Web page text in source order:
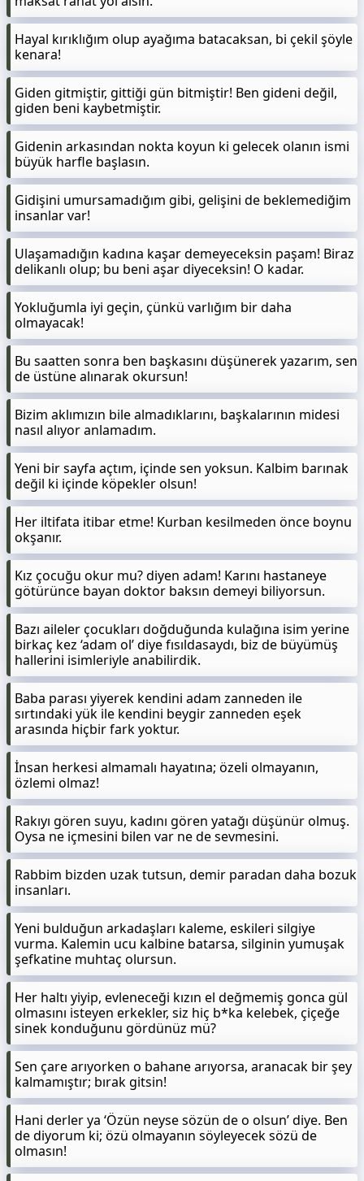
Hayal kırıklığım olup ayağıma batacaksan, bi çekil şöyle
kenara!
Giden gitmiştir, gittiği gün bitmiştir! Ben gideni değil,
giden beni kaybetmiştir.
Gidenin arkasından nokta koyun ki gelecek olanın ismi
büyük harfle başlasın.
Gidişini umursamadığım gibi, gelişini de beklemediğim
insanlar var!
Ulaşamadığın kadına kaşar demeyeceksin paşam! Biraz
delikanlı olup; bu beni aşar diyeceksin! O kadar.
Yokluğumla iyi geçin, çünkü varlığım bir daha
olmayacak!
Bu saatten sonra ben başkasını düşünerek yazarım, sen
de üstüne alınarak okursun!
Bizim aklımızın bile almadıklarını, başkalarının midesi
nasıl alıyor anlamadım.
Yeni bir sayfa açtım, içinde sen yoksun. Kalbim barınak
değil ki içinde köpekler olsun!
Her iltifata itibar etme! Kurban kesilmeden önce boynu
okşanır.
Kız çocuğu okur mu? diyen adam! Karını hastaneye
götürünce bayan doktor baksın demeyi biliyorsun.
Bazı aileler çocukları doğduğunda kulağına isim yerine
birkaç kez ‘adam ol’ diye fısıldasaydı, biz de büyümüş
hallerini isimleriyle anabilirdik.
Baba parası yiyerek kendini adam zanneden ile
sırtındaki yük ile kendini beygir zanneden eşek
arasında hiçbir fark yoktur.
İnsan herkesi almamalı hayatına; özeli olmayanın,
özlemi olmaz!
Rakıyı gören suyu, kadını gören yatağı düşünür olmuş.
Oysa ne içmesini bilen var ne de sevmesini.
Rabbim bizden uzak tutsun, demir paradan daha bozuk
insanları.
Yeni bulduğun arkadaşları kaleme, eskileri silgiye
vurma. Kalemin ucu kalbine batarsa, silginin yumuşak
şefkatine muhtaç olursun.
Her haltı yiyip, evleneceği kızın el değmemiş gonca gül
olmasını isteyen erkekler, siz hiç b*ka kelebek, çiçeğe
sinek konduğunu gördünüz mü?
Sen çare arıyorken o bahane arıyorsa, aranacak bir şey
kalmamıştır; bırak gitsin!
Hani derler ya ‘Özün neyse sözün de o olsun’ diye. Ben
de diyorum ki; özü olmayanın söyleyecek sözü de
olmasın!